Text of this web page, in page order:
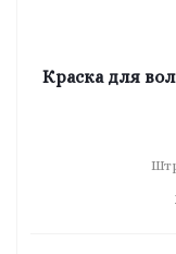
Краска для